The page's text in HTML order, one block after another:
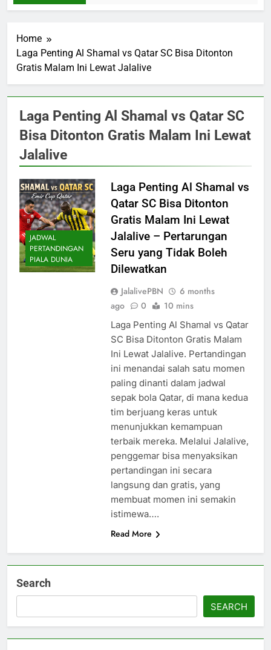
Home
Laga Penting Al Shamal vs Qatar SC Bisa Ditonton
Gratis Malam Ini Lewat Jalalive
Laga Penting Al Shamal vs Qatar SC
Bisa Ditonton Gratis Malam Ini Lewat
Jalalive
JADWAL
PERTANDINGAN
PIALA DUNIA
Laga Penting Al Shamal vs
Qatar SC Bisa Ditonton
Gratis Malam Ini Lewat
Jalalive – Pertarungan
Seru yang Tidak Boleh
Dilewatkan
JalalivePBN
6 months
ago
0 10 mins
Laga Penting Al Shamal vs Qatar
SC Bisa Ditonton Gratis Malam
Ini Lewat Jalalive. Pertandingan
ini menandai salah satu momen
paling dinanti dalam jadwal
sepak bola Qatar, di mana kedua
tim berjuang keras untuk
menunjukkan kemampuan
terbaik mereka. Melalui Jalalive,
penggemar bisa menyaksikan
pertandingan ini secara
langsung dan gratis, yang
membuat momen ini semakin
istimewa….
Read More
Search
SEARCH